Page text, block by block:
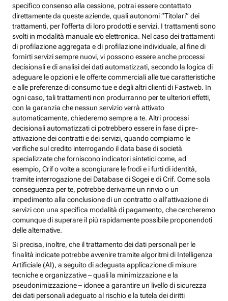
specifico consenso alla cessione, potrai essere contattato
direttamente da queste aziende, quali autonomi “Titolari” dei
trattamenti, per l’offerta di loro prodotti e servizi. I trattamenti sono
svolti in modalità manuale e/o elettronica. Nel caso dei trattamenti
di profilazione aggregata e di profilazione individuale, al fine di
fornirti servizi sempre nuovi, vi possono essere anche processi
decisionali e di analisi dei dati automatizzati, secondo la logica di
adeguare le opzioni e le offerte commerciali alle tue caratteristiche
e alle preferenze di consumo tue e degli altri clienti di Fastweb. In
ogni caso, tali trattamenti non produrranno per te ulteriori effetti,
con la garanzia che nessun servizio verrà attivato
automaticamente, chiederemo sempre a te. Altri processi
decisionali automatizzati ci potrebbero essere in fase di pre-
attivazione dei contratti e dei servizi, quando compiamo le
verifiche sul credito interrogando il data base di società
specializzate che forniscono indicatori sintetici come, ad
esempio, Crif o volte a scongiurare le frodi e i furti di identità,
tramite interrogazione dei Database di Sogei e di Crif. Come sola
conseguenza per te, potrebbe derivarne un rinvio o un
impedimento alla conclusione di un contratto o all’attivazione di
servizi con una specifica modalità di pagamento, che cercheremo
comunque di superare il più rapidamente possibile proponendoti
delle alternative.
Si precisa, inoltre, che il trattamento dei dati personali per le
finalità indicate potrebbe avvenire tramite algoritmi di Intelligenza
Artificiale (AI), a seguito di adeguata applicazione di misure
tecniche e organizzative – quali la minimizzazione e la
pseudonimizzazione – idonee a garantire un livello di sicurezza
dei dati personali adeguato al rischio e la tutela dei diritti